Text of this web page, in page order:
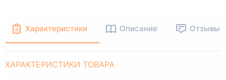
Характеристики Описание Отзывы
ХАРАКТЕРИСТИКИ ТОВАРА